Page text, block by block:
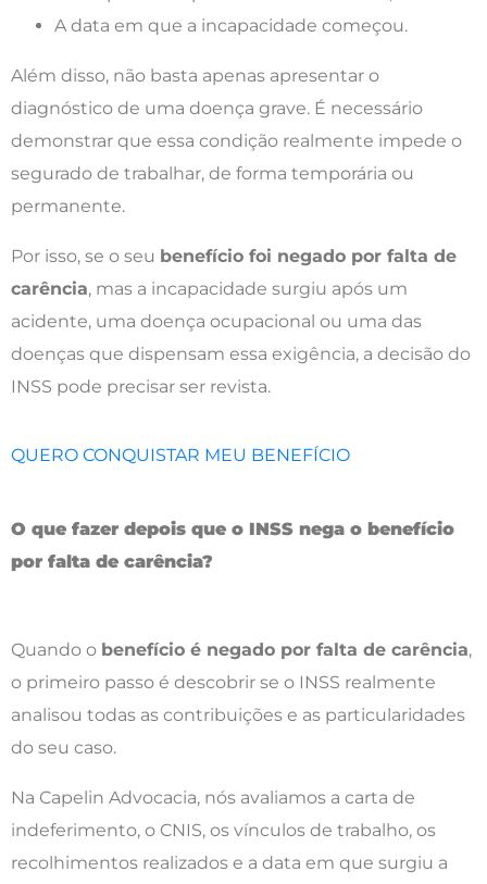
A data em que a incapacidade começou.
Além disso, não basta apenas apresentar o
diagnóstico de uma doença grave. É necessário
demonstrar que essa condição realmente impede o
segurado de trabalhar, de forma temporária ou
permanente.
Por isso, se o seu benefício foi negado por falta de
carência, mas a incapacidade surgiu após um
acidente, uma doença ocupacional ou uma das
doenças que dispensam essa exigência, a decisão do
INSS pode precisar ser revista.
QUERO CONQUISTAR MEU BENEFÍCIO
O que fazer depois que o INSS nega o benefício
por falta de carência?
Quando o benefício é negado por falta de carência,
o primeiro passo é descobrir se o INSS realmente
analisou todas as contribuições e as particularidades
do seu caso.
Na Capelin Advocacia, nós avaliamos a carta de
indeferimento, o CNIS, os vínculos de trabalho, os
recolhimentos realizados e a data em que surgiu a